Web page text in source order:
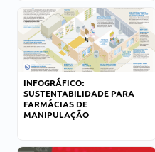
INFOGRÁFICO:
SUSTENTABILIDADE PARA
FARMÁCIAS DE
MANIPULAÇÃO